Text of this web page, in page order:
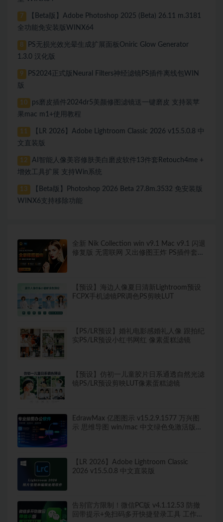
7
【Beta版】Adobe Photoshop 2025 (Beta) 26.11 m.3181
全功能免安装版WINX64
8
PS无损光效光晕生成扩展面板Oniric Glow Generator
1.3.0 汉化版
9
PS2024正式版Neural Filters神经滤镜PS插件离线包WIN
版
10
ps磨皮插件2024dr5美颜修图滤镜送一键磨皮 支持装苹
果mac m1+使用教程
11
【LR 2026】Adobe Lightroom Classic 2026 v15.5.0.8 中
文直装版
12
AI智能人像美容修肤美白磨皮软件13件套Retouch4me +
增效工具扩展 支持Win系统
13
【Beta版】Photoshop 2026 Beta 27.8m.3532 免安装版
WINX6支持移除功能
全新 Nik Collection win v9.1 Mac v9.1 闪退
修复版 无需联网 又出修图王炸 PS插件套装
【预设】海边人像夏日清新Lightroom预设
FCPX手机滤镜PR调色PS剪映LUT
【PS/LR预设】婚礼电影感婚礼人像 跟拍纪
实PS/LR预设小红书网红 像素蛋糕滤镜
【预设】仿初一儿童胶片日系通透自然光滤
镜PS/LR预设剪映LUT像素蛋糕滤镜
EdrawMax 亿图图示 v15.2.9.1577 万兴图
示 思维导图 win/mac 中文绿色免激活版
【LR 2026】Adobe Lightroom Classic
2026 v15.5.0.8 中文直装版
告别官方限制！微信PC版 v4.1.12.53 防撤
回带提示+免扫码多开快捷登录工具 工作生